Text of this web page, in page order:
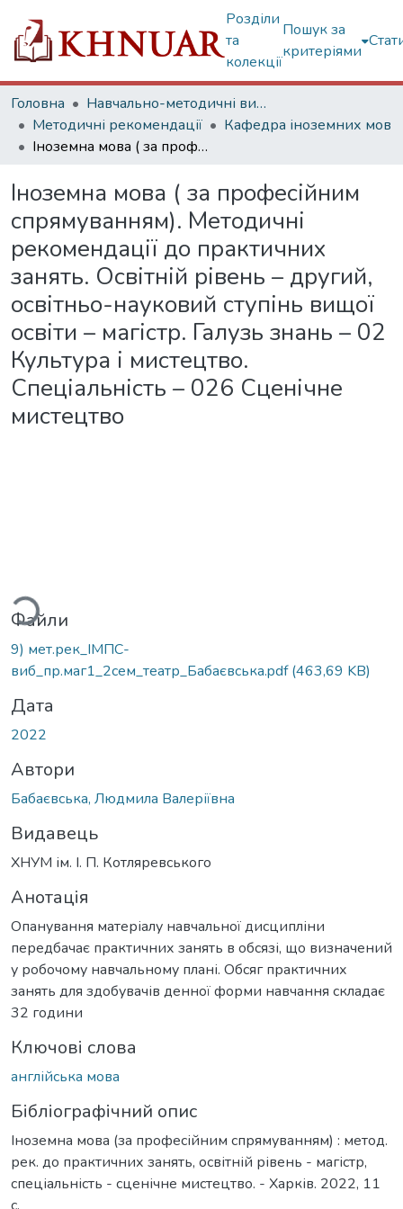
Розділи
та
колекції
Пошук за
критеріями
Головна
Навчально-методичні видання
Методичні рекомендації
Кафедра іноземних мов
Іноземна мова ( за професійним спрямуванням). Методичні рекомендації до практичних занять. Освітній рівень – другий, освітньо-науковий ступінь вищої освіти – магістр. Галузь знань – 02 Культура і мистецтво. Спеціальність – 026 Сценічне мистецтво
Іноземна мова ( за професійним
спрямуванням). Методичні
рекомендації до практичних
занять. Освітній рівень – другий,
освітньо-науковий ступінь вищої
освіти – магістр. Галузь знань – 02
Культура і мистецтво.
Спеціальність – 026 Сценічне
мистецтво
Файли
9) мет.рек_ІМПС-
виб_пр.маг1_2сем_театр_Бабаєвська.pdf(463,69 KB)
Дата
2022
Автори
Бабаєвська, Людмила Валеріївна
Видавець
ХНУМ ім. І. П. Котляревського
Анотація
Опанування матеріалу навчальної дисципліни
передбачає практичних занять в обсязі, що визначений
у робочому навчальному плані. Обсяг практичних
занять для здобувачів денної форми навчання складає
32 години
Ключові слова
англійська мова
Бібліографічний опис
Іноземна мова (за професійним спрямуванням) : метод.
рек. до практичних занять, освітній рівень - магістр,
спеціальність - сценічне мистецтво. - Харків. 2022, 11